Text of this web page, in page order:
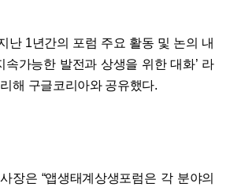
난 1년간의 포럼 주요 활동 및 논의 내
속가능한 발전과 상생을 위한 대화’ 라
해 구글코리아와 공유했다.
장은 “앱생태계상생포럼은 각 분야의